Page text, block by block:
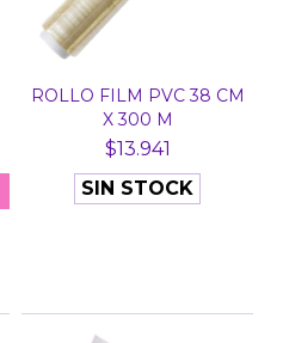
ROLLO FILM PVC 38 CM
X 300 M
$13.941
SIN STOCK